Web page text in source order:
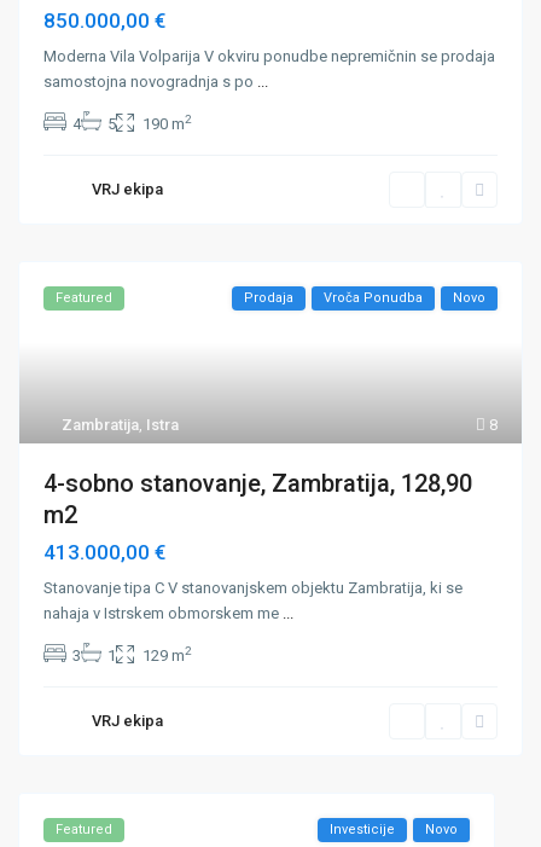
850.000,00 €
Moderna Vila Volparija V okviru ponudbe nepremičnin se prodaja
samostojna novogradnja s po ...
4 5 190 m2
VRJ ekipa
8
Zambratija, Istra
Featured Prodaja Vroča Ponudba Novo
4-sobno stanovanje, Zambratija, 128,90
m2
413.000,00 €
Stanovanje tipa C V stanovanjskem objektu Zambratija, ki se
nahaja v Istrskem obmorskem me ...
3 1 129 m2
VRJ ekipa
Featured Investicije Novo